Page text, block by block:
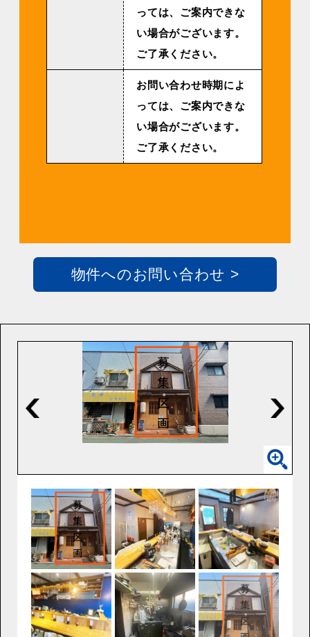
っては、ご案内できな
い場合がございます。
ご了承ください。
お問い合わせ時期によ
っては、ご案内できな
い場合がございます。
ご了承ください。
物件へのお問い合わせ >